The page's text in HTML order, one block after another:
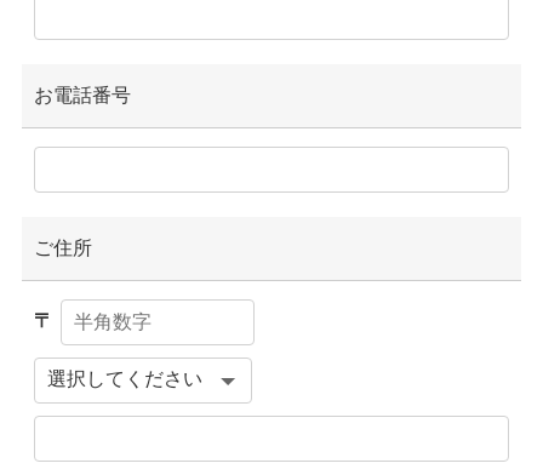
お電話番号
ご住所
〒